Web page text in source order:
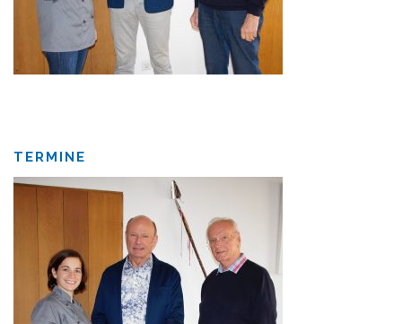
TERMINE